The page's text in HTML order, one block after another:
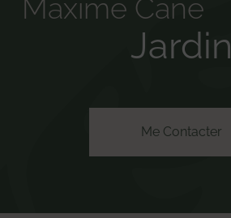
Maxime Cane
Jardin
Me Contacter